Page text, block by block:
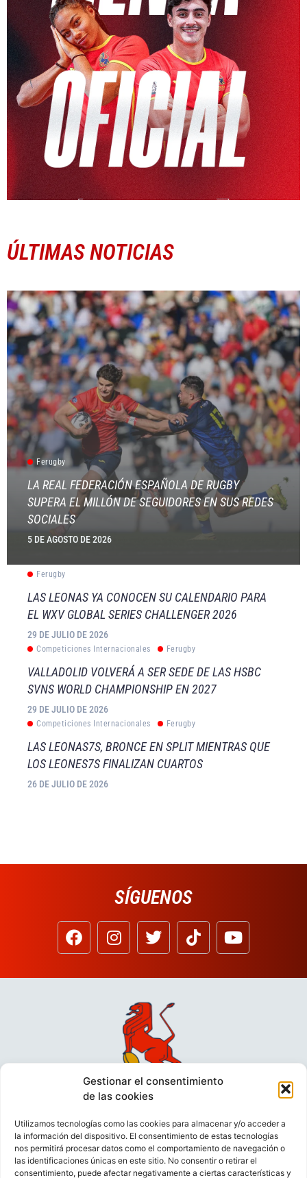
Gestionar el consentimiento
de las cookies
Utilizamos tecnologías como las cookies para almacenar y/o acceder a
la información del dispositivo. El consentimiento de estas tecnologías
nos permitirá procesar datos como el comportamiento de navegación o
las identificaciones únicas en este sitio. No consentir o retirar el
consentimiento, puede afectar negativamente a ciertas características y
ÚLTIMAS NOTICIAS
Ferugby
LA REAL FEDERACIÓN ESPAÑOLA DE RUGBY
SUPERA EL MILLÓN DE SEGUIDORES EN SUS REDES
SOCIALES
5 DE AGOSTO DE 2026
Ferugby
LAS LEONAS YA CONOCEN SU CALENDARIO PARA
EL WXV GLOBAL SERIES CHALLENGER 2026
29 DE JULIO DE 2026
Competiciones Internacionales Ferugby
VALLADOLID VOLVERÁ A SER SEDE DE LAS HSBC
SVNS WORLD CHAMPIONSHIP EN 2027
29 DE JULIO DE 2026
Competiciones Internacionales Ferugby
LAS LEONAS7S, BRONCE EN SPLIT MIENTRAS QUE
LOS LEONES7S FINALIZAN CUARTOS
26 DE JULIO DE 2026
SÍGUENOS